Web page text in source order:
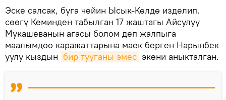
Эске салсак, буга чейин Ысык-Көлдө изделип,
сөөгү Кеминден табылган 17 жаштагы Айсулуу
Мукашеванын агасы болом деп жалпыга
маалымдоо каражаттарына маек берген Нарынбек
уулу кыздын бир тууганы эмес экени аныкталган.